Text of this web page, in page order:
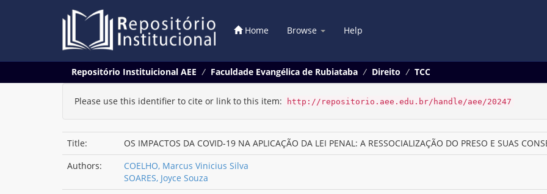
Home Browse Help
Repositório Instituicional AEE Faculdade Evangélica de Rubiataba Direito TCC
Please use this identifier to cite or link to this item: http://repositorio.aee.edu.br/handle/aee/20247
Title:
OS IMPACTOS DA COVID-19 NA APLICAÇÃO DA LEI PENAL: A RESSOCIALIZAÇÃO DO PRESO E SUAS
Authors:
COELHO, Marcus Vinicius Silva
SOARES, Joyce Souza